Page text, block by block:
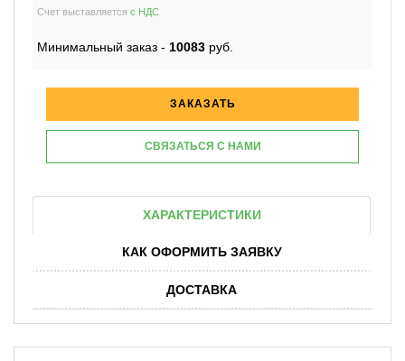
Счет выставляется с НДС
Минимальный заказ - 10083 руб.
ЗАКАЗАТЬ
СВЯЗАТЬСЯ С НАМИ
ХАРАКТЕРИСТИКИ
КАК ОФОРМИТЬ ЗАЯВКУ
ДОСТАВКА